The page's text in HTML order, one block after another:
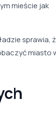
mieście jak
sprawia,
miasto